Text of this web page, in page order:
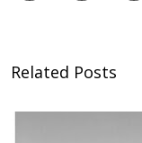
Related Posts